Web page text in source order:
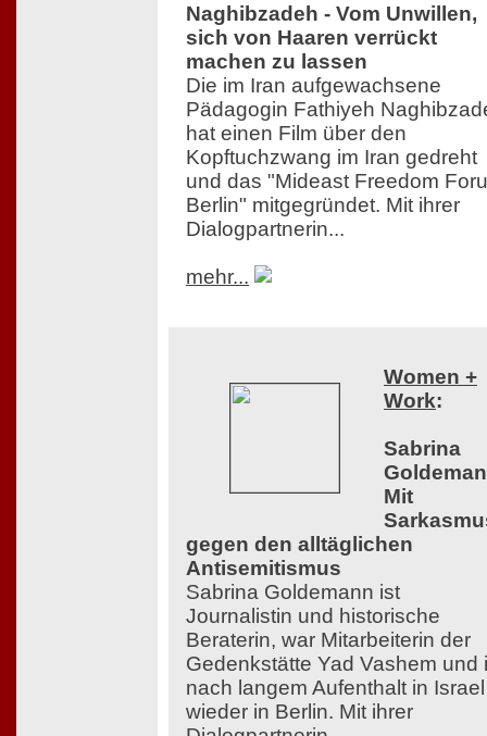
Naghibzadeh - Vom Unwillen,
sich von Haaren verrückt
machen zu lassen
Die im Iran aufgewachsene
Pädagogin Fathiyeh
hat einen Film über den
Kopftuchzwang im Iran gedreht
und das "Mideast Freedom
Berlin" mitgegründet. Mit ihrer
Dialogpartnerin...
mehr...
Women +
Work:
Sabrina
Mit
gegen den alltäglichen
Antisemitismus
Sabrina Goldemann ist
Journalistin und historische
Beraterin, war Mitarbeiterin der
Gedenkstätte Yad Vashem und
nach langem Aufenthalt in Israel
wieder in Berlin. Mit ihrer